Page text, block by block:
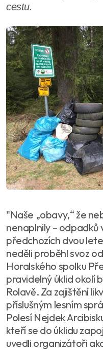
cestu.
"Naše „obavy,“ že
nenaplnily – odpadků
předchozích dvou
neděli proběhl svoz
Horalského spolku
pravidelný úklid okolí
Rolavě. Za zajištění
příslušným lesním
Polesí Nejdek
kteří se do úklidu
uvedli organizátoři